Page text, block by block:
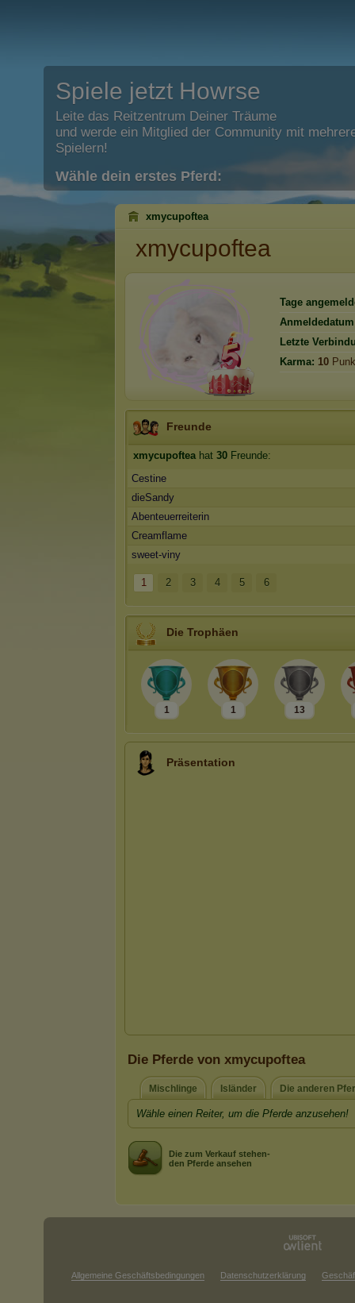
Spiele jetzt Howrse
Leite das Reitzentrum Deiner Träume
und werde ein Mitglied der Community mit
Spielern!
Wähle dein erstes Pferd:
xmycupoftea
xmycupoftea
Tage
Letzte
Karma: 10
Freunde
xmycupofteahat 30 Freunde:
Cestine
dieSandy
Abenteuerreiterin
Creamflame
sweet-viny
1 2 3 4 5 6
Die Trophäen
1 1 13
Präsentation
Die Pferde von xmycupoftea
Mischlinge Isländer Die anderen
Wähle einen Reiter, um die Pferde anzusehen!
Die zum Verkauf stehen-
den Pferde ansehen
Allgemeine Geschäftsbedingungen Datenschutzerklärung